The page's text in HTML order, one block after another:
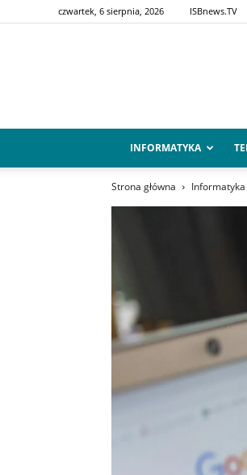
czwartek, 6 sierpnia, 2026 ISBnews.TV
INFORMATYKA
Strona główna Informatyka